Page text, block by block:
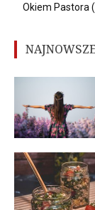
Okiem Pastora